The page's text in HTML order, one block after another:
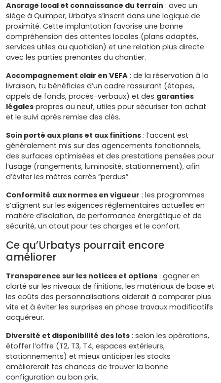
Ancrage local et connaissance du terrain : avec un
siège à Quimper, Urbatys s’inscrit dans une logique de
proximité. Cette implantation favorise une bonne
compréhension des attentes locales (plans adaptés,
services utiles au quotidien) et une relation plus directe
avec les parties prenantes du chantier.
Accompagnement clair en VEFA : de la réservation à la
livraison, tu bénéficies d’un cadre rassurant (étapes,
appels de fonds, procès-verbaux) et des garanties
légales propres au neuf, utiles pour sécuriser ton achat
et le suivi après remise des clés.
Soin porté aux plans et aux finitions : l’accent est
généralement mis sur des agencements fonctionnels,
des surfaces optimisées et des prestations pensées pour
l’usage (rangements, luminosité, stationnement), afin
d’éviter les mètres carrés “perdus”.
Conformité aux normes en vigueur : les programmes
s’alignent sur les exigences réglementaires actuelles en
matière d’isolation, de performance énergétique et de
sécurité, un atout pour tes charges et le confort.
Ce qu’Urbatys pourrait encore
améliorer
Transparence sur les notices et options : gagner en
clarté sur les niveaux de finitions, les matériaux de base et
les coûts des personnalisations aiderait à comparer plus
vite et à éviter les surprises en phase travaux modificatifs
acquéreur.
Diversité et disponibilité des lots : selon les opérations,
étoffer l’offre (T2, T3, T4, espaces extérieurs,
stationnements) et mieux anticiper les stocks
améliorerait tes chances de trouver la bonne
configuration au bon prix.